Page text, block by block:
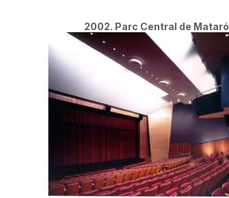
2002. Parc Central de Mataró